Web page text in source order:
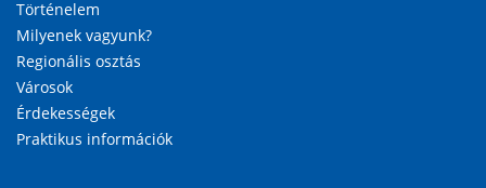
Történelem
Milyenek vagyunk?
Regionális osztás
Városok
Érdekességek
Praktikus információk